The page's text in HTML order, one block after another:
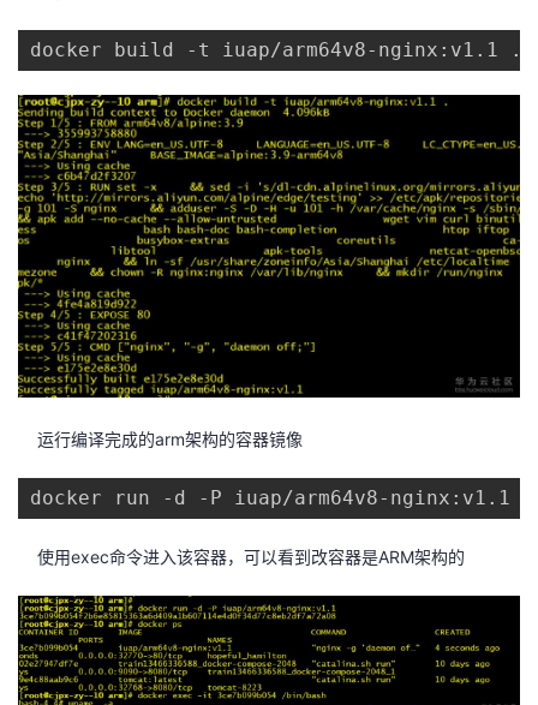
docker build -t iuap/arm64v8-nginx:v1.1 .
运行编译完成的arm架构的容器镜像
docker run -d -P iuap/arm64v8-nginx:v1.1
使用exec命令进入该容器，可以看到改容器是ARM架构的